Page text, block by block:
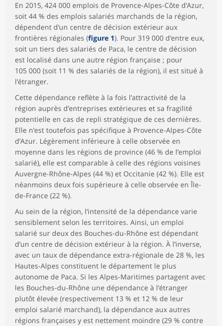
En 2015, 424 000 emplois de Provence-Alpes-Côte d’Azur,
soit 44 % des emplois salariés marchands de la région,
dépendent d’un centre de décision extérieur aux
frontières régionales (figure 1). Pour 319 000 d’entre eux,
soit un tiers des salariés de Paca, le centre de décision
est localisé dans une autre région française ; pour
105 000 (soit 11 % des salariés de la région), il est situé à
l’étranger.
Cette dépendance reflète à la fois l’attractivité de la
région auprès d’entreprises extérieures et sa fragilité
potentielle en cas de repli stratégique de ces dernières.
Elle n’est toutefois pas spécifique à Provence-Alpes-Côte
d’Azur. Légèrement inférieure à celle observée en
moyenne dans les régions de province (46 % de l’emploi
salarié), elle est comparable à celle des régions voisines
Auvergne-Rhône-Alpes (44 %) et Occitanie (42 %). Elle est
néanmoins deux fois supérieure à celle observée en Île-
de-France (22 %).
Au sein de la région, l’intensité de la dépendance varie
sensiblement selon les territoires. Ainsi, un emploi
salarié sur deux des Bouches-du-Rhône est dépendant
d’un centre de décision extérieur à la région. À l’inverse,
avec un taux de dépendance extra-régionale de 28 %, les
Hautes-Alpes constituent le département le plus
autonome de Paca. Si les Alpes-Maritimes partagent avec
les Bouches-du-Rhône une dépendance à l’étranger
plutôt élevée (respectivement 13 % et 12 % de leur
emploi salarié marchand), la dépendance aux autres
régions françaises y est nettement moindre (29 % contre